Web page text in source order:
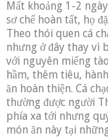
Mất khoảng 1-2
sơ chế hoàn tất, họ
Theo thói quen cá
nhưng ở đây thay vì
với nguyên miếng
hầm, thêm tiêu,
ăn hoàn thiện. Cá
thường được người
phía xa tới nhưng
món ăn này tại